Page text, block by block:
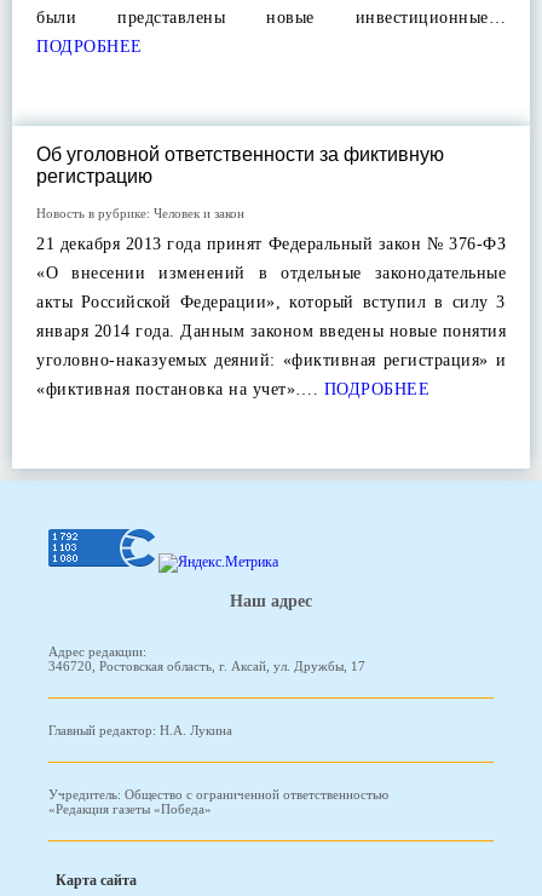
были представлены новые инвестиционные…
ПОДРОБНЕЕ
Об уголовной ответственности за фиктивную
регистрацию
Новость в рубрике: Человек и закон
21 декабря 2013 года принят Федеральный закон № 376-ФЗ
«О внесении изменений в отдельные законодательные
акты Российской Федерации», который вступил в силу 3
января 2014 года. Данным законом введены новые понятия
уголовно-наказуемых деяний: «фиктивная регистрация» и
«фиктивная постановка на учет»…. ПОДРОБНЕЕ
Наш адрес
Адрес редакции:
346720, Ростовская область, г. Аксай, ул. Дружбы, 17
Главный редактор: Н.А. Лукина
Учредитель: Общество с ограниченной ответственностью
«Редакция газеты «Победа»
Карта сайта